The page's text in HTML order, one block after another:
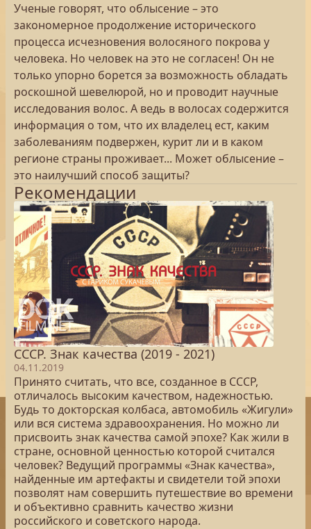
Ученые говорят, что облысение – это
закономерное продолжение исторического
процесса исчезновения волосяного покрова у
человека. Но человек на это не согласен! Он не
только упорно борется за возможность обладать
роскошной шевелюрой, но и проводит научные
исследования волос. А ведь в волосах содержится
информация о том, что их владелец ест, каким
заболеваниям подвержен, курит ли и в каком
регионе страны проживает... Может облысение –
это наилучший способ защиты?
Рекомендации
СССР. Знак качества (2019 - 2021)
04.11.2019
Принято считать, что все, созданное в СССР,
отличалось высоким качеством, надежностью.
Будь то докторская колбаса, автомобиль «Жигули»
или вся система здравоохранения. Но можно ли
присвоить знак качества самой эпохе? Как жили в
стране, основной ценностью которой считался
человек? Ведущий программы «Знак качества»,
найденные им артефакты и свидетели той эпохи
позволят нам совершить путешествие во времени
и объективно сравнить качество жизни
российского и советского народа.